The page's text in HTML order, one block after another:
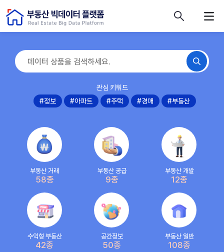
관심 키워드
#정보
#아파트 #주택 #경매 #부동산
부동산 거래
58종
부동산 공급
9종
부동산 개발
12종
수익형 부동산
42종
공간정보
50종
부동산 일반
108종